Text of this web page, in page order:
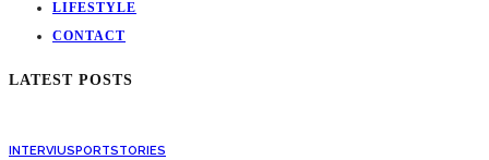
LIFESTYLE
CONTACT
LATEST POSTS
INTERVIUSPORTSTORIES